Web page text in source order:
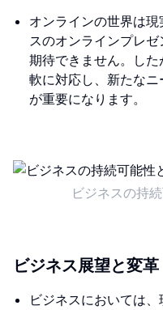
オンラインの世界は
スのオンラインプレ
期待できません。し
軟に対応し、新たな
が重要になります。
ビジネスの持
ビジネス展望と変革
ビジネスにおいては